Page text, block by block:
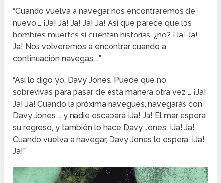
“Cuando vuelva a navegar, nos encontraremos de
nuevo … ¡Ja! Ja! Ja! Ja! Ja! Así que parece que los
hombres muertos sí cuentan historias, ¿no? ¡Ja! Ja!
Ja! Nos volveremos a encontrar cuando a
continuación navegas …”
“Así lo digo yo, Davy Jones. Puede que no
sobrevivas para pasar de esta manera otra vez … ¡Ja!
Ja! Ja! Cuando la próxima navegues, navegarás con
Davy Jones … y nadie escapará ¡Ja! Ja! El mar espera
su regreso, y también lo hace Davy Jones. ¡Ja! Ja!
Cuando vuelva a navegar, Davy Jones lo espera. ¡Ja!
Ja!”